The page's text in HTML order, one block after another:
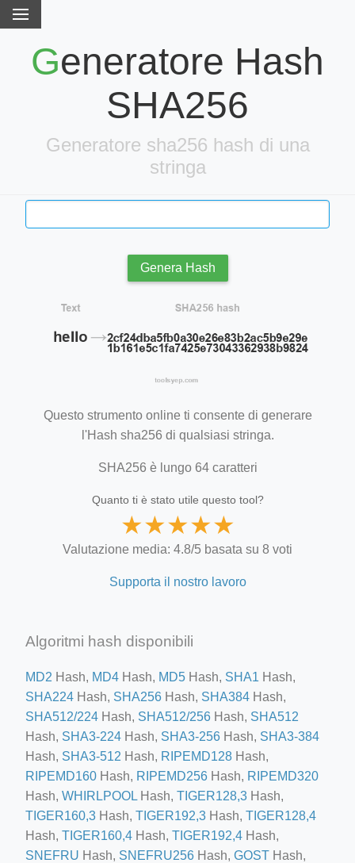
crew-neck-navy-blue/
Generatore Hash
SHA256
Generatore sha256 hash di una
stringa
Genera Hash
Questo strumento online ti consente di generare
l'Hash sha256 di qualsiasi stringa.
SHA256 è lungo 64 caratteri
Quanto ti è stato utile questo tool?
★★★★★
Valutazione media: 4.8/5 basata su 8 voti
Supporta il nostro lavoro
Algoritmi hash disponibili
MD2 Hash, MD4 Hash, MD5 Hash, SHA1 Hash,
SHA224 Hash, SHA256 Hash, SHA384 Hash,
SHA512/224 Hash, SHA512/256 Hash, SHA512
Hash, SHA3-224 Hash, SHA3-256 Hash, SHA3-384
Hash, SHA3-512 Hash, RIPEMD128 Hash,
RIPEMD160 Hash, RIPEMD256 Hash, RIPEMD320
Hash, WHIRLPOOL Hash, TIGER128,3 Hash,
TIGER160,3 Hash, TIGER192,3 Hash, TIGER128,4
Hash, TIGER160,4 Hash, TIGER192,4 Hash,
SNEFRU Hash, SNEFRU256 Hash, GOST Hash,